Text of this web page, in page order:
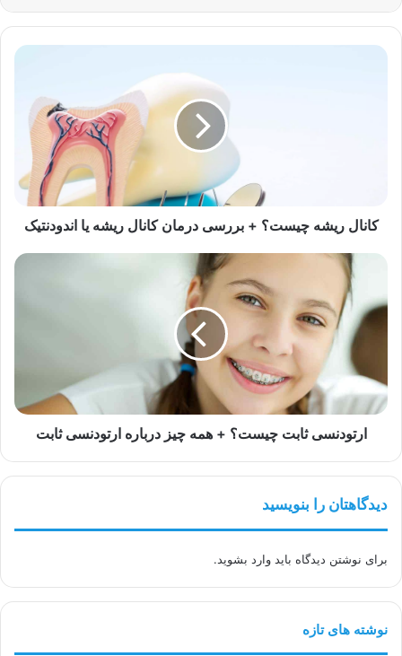
کانال
اندودنتیک
کانال ریشه چیست؟ + بررسی درمان کانال ریشه یا اندودنتیک
ارتودنسی
چیست؟
درباره
ارتودنسی
ثابت
ارتودنسی ثابت چیست؟ + همه چیز درباره ارتودنسی ثابت
دیدگاهتان را بنویسید
برای نوشتن دیدگاه باید وارد بشوید.
نوشته های تازه